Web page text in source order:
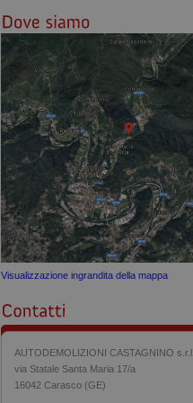
Visualizzazione ingrandita della mappa
AUTODEMOLIZIONI CASTAGNINO s.r.l.
via Statale Santa Maria 17/a
16042 Carasco (GE)